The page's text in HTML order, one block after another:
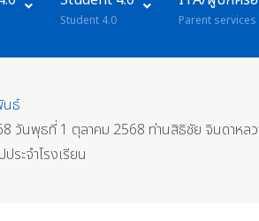
Student 4.0 Parent services
นธ์
วันพุธที่ 1 ตุลาคม 2568 ท่านสิธิชัย จินดาห
ะจำโรงเรียน